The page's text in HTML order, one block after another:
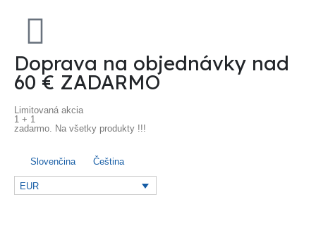
Doprava na objednávky nad
60 € ZADARMO
Limitovaná akcia
1 + 1
zadarmo. Na všetky produkty !!!
Slovenčina Čeština
EUR